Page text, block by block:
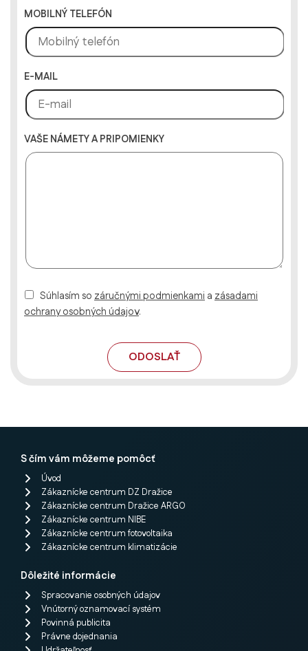
MOBILNÝ TELEFÓN
E-MAIL
VAŠE NÁMETY A PRIPOMIENKY
Súhlasím so záručnými podmienkami a zásadami
ochrany osobných údajov.
ODOSLAŤ
S čím vám môžeme pomôcť
Úvod
Zákaznícke centrum DZ Dražice
Zákaznícke centrum Dražice ARGO
Zákaznícke centrum NIBE
Zákaznícke centrum fotovoltaika
Zákaznícke centrum klimatizácie
Dôležité informácie
Spracovanie osobných údajov
Vnútorný oznamovací systém
Povinná publicita
Právne dojednania